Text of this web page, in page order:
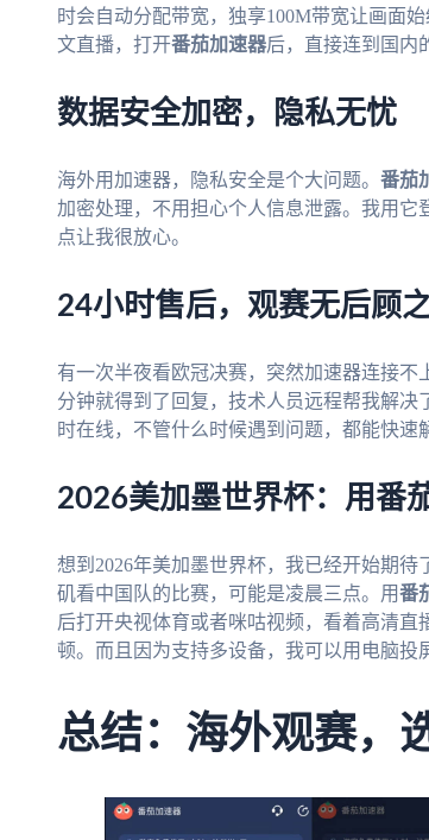
时会自动分配带宽，独享100M带宽让画面
文直播，打开番茄加速器后，直接连到国内
数据安全加密，隐私无忧
海外用加速器，隐私安全是个大问题。 番茄
加密处理，不用担心个人信息泄露。我用
点让我很放心。
24小时售后，观赛无后顾
有一次半夜看欧冠决赛，突然加速器连接不
分钟就得到了回复，技术人员远程帮我解
时在线，不管什么时候遇到问题，都能快速
2026美加墨世界杯：用番
想到2026年美加墨世界杯，我已经开始期
矶看中国队的比赛，可能是凌晨三点。用番
后打开央视体育或者咪咕视频，看着高清
顿。而且因为支持多设备，我可以用电脑投
总结：海外观赛，